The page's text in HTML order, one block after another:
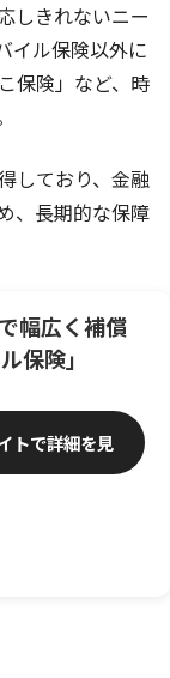
しきれないニー
イル保険以外に
保険」など、時
しており、金融
、長期的な保障
幅広く補償
保険」
トで詳細を見